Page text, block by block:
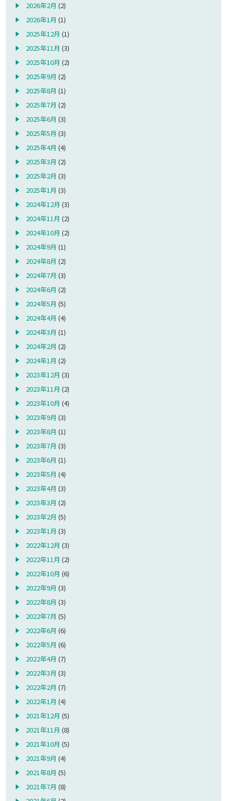
2026年2月 (2)
2026年1月 (1)
2025年12月 (1)
2025年11月 (3)
2025年10月 (2)
2025年9月 (2)
2025年8月 (1)
2025年7月 (2)
2025年6月 (3)
2025年5月 (3)
2025年4月 (4)
2025年3月 (2)
2025年2月 (3)
2025年1月 (3)
2024年12月 (3)
2024年11月 (2)
2024年10月 (2)
2024年9月 (1)
2024年8月 (2)
2024年7月 (3)
2024年6月 (2)
2024年5月 (5)
2024年4月 (4)
2024年3月 (1)
2024年2月 (2)
2024年1月 (2)
2023年12月 (3)
2023年11月 (2)
2023年10月 (4)
2023年9月 (3)
2023年8月 (1)
2023年7月 (3)
2023年6月 (1)
2023年5月 (4)
2023年4月 (3)
2023年3月 (2)
2023年2月 (5)
2023年1月 (3)
2022年12月 (3)
2022年11月 (2)
2022年10月 (6)
2022年9月 (3)
2022年8月 (3)
2022年7月 (5)
2022年6月 (6)
2022年5月 (6)
2022年4月 (7)
2022年3月 (3)
2022年2月 (7)
2022年1月 (4)
2021年12月 (5)
2021年11月 (8)
2021年10月 (5)
2021年9月 (4)
2021年8月 (5)
2021年7月 (8)